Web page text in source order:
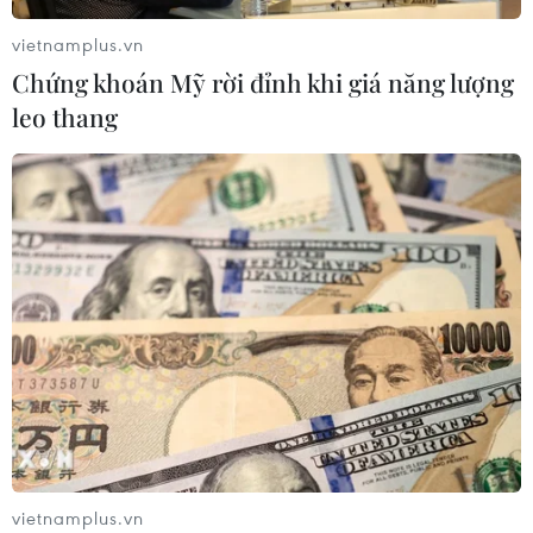
Phía Nam châu Phi tăng cường phối
hợp ngăn chặn dịch Ebola
19/07/2026 01:03
Điều gì tạo nên niềm tin khi lựa chọn
dinh dưỡng đầu đời cho trẻ?
18/07/2026 01:00
Phân bổ ngân sách chăm sóc sức
khỏe và dân số: Ưu tiên các địa bàn
khó khăn
vietnamplus.vn
Chứng khoán Mỹ rời đỉnh khi giá năng lượng
leo thang
vietnamplus.vn